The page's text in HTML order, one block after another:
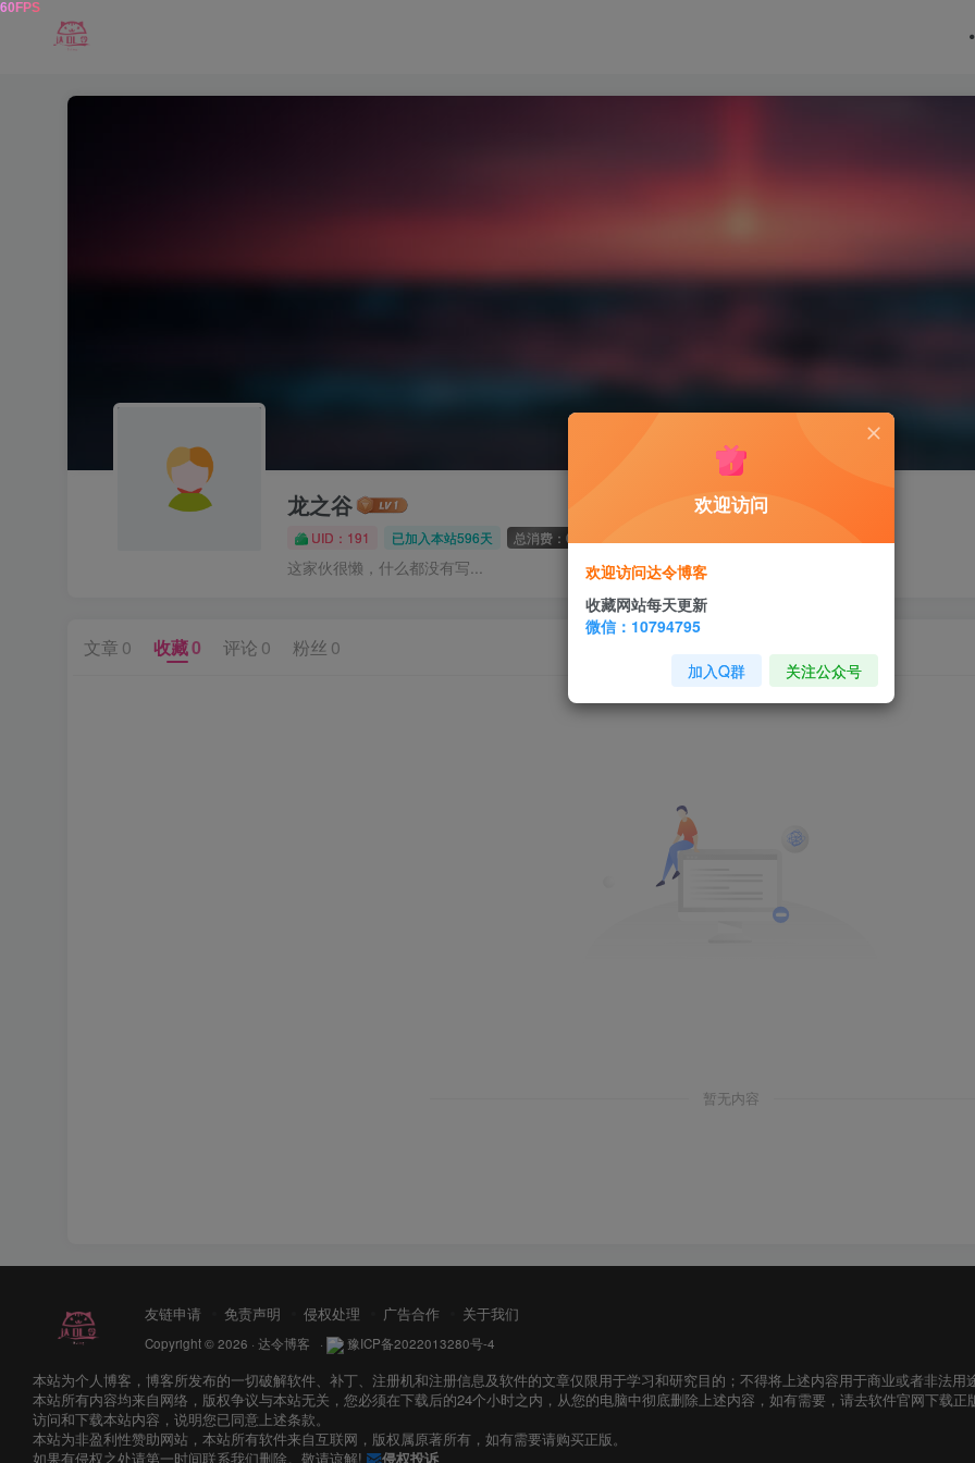
龙之谷
UID：191 已加入本站596天 总消费：0
这家伙很懒，什么都没有写...
文章 0 收藏0 评论 0 粉丝 0
暂无内容
友链申请 免责声明 侵权处理 广告合作 关于我们
Copyright © 2026 · 达令博客 · 豫ICP备2022013280号-4
本站为个人博客，博客所发布的一切破解软件、补丁、注册机和注册信息及软件的文章仅限用于学习和研究目的；不得将上述内容用于商业或者非法用
本站所有内容均来自网络，版权争议与本站无关，您必须在下载后的24个小时之内，从您的电脑中彻底删除上述内容，如有需要，请去软件官网下载正
访问和下载本站内容，说明您已同意上述条款。
本站为非盈利性赞助网站，本站所有软件来自互联网，版权属原著所有，如有需要请购买正版。
如果有侵权之处请第一时间联系我们删除。敬请谅解!
侵权投诉
欢迎访问
欢迎访问达令博客
收藏网站每天更新
微信：10794795
加入Q群 关注公众号